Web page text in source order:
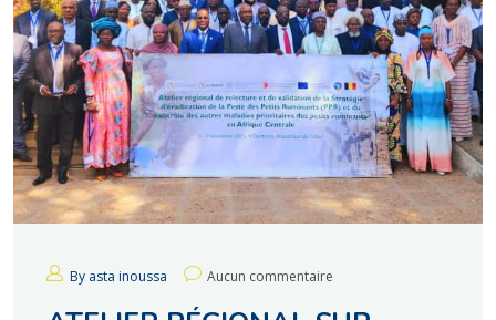
By asta inoussa Aucun commentaire